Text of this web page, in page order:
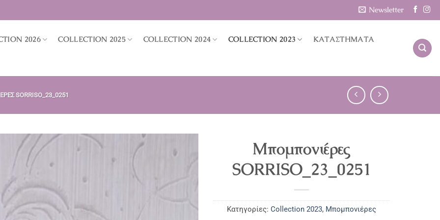
Newsletter
2026 COLLECTION 2025 COLLECTION 2024 COLLECTION 2023
ΚΑΤΑΣΤΗΜΑΤΑ
SORRISO_23_0251
Μπομπονιέρες
SORRISO_23_0251
Κατηγορίες: Collection 2023, Μπομπονιέρες